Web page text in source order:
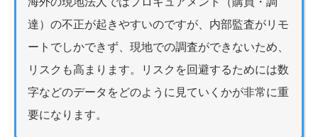
達）の不正が起きやすいのですが、内部監査がリモ
ートでしかできず、現地での調査ができないため、
リスクも高まります。リスクを回避するためには数
字などのデータをどのように見ていくかが非常に重
要になります。